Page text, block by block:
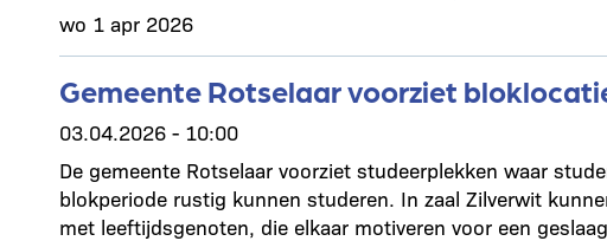
wo 1 apr 2026
Gemeente Rotselaar voorziet
03.04.2026 - 10:00
De gemeente Rotselaar voorziet studeerplekken waar
blokperiode rustig kunnen studeren. In zaal Zilverwit
met leeftijdsgenoten, die elkaar motiveren voor een